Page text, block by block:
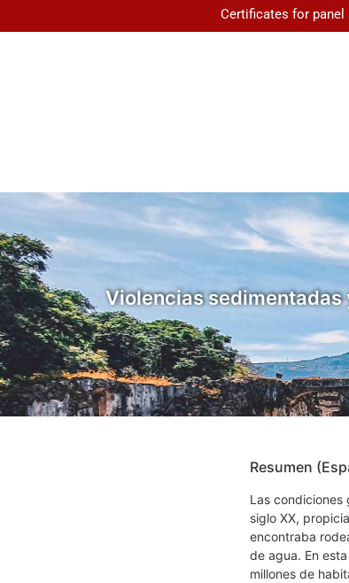
Certificates for panel
Violencias sedimentadas
Resumen
Las condiciones
siglo XX,
encontraba
de agua. En
millones de